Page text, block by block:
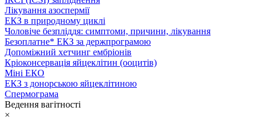
Лікування азоспермії
ЕКЗ в природному циклі
Чоловіче безпліддя: симптоми, причини, лікування
Безоплатне* ЕКЗ за держпрограмою
Допоміжний хетчинг ембріонів
Кріоконсервація яйцеклітин (ооцитів)
Міні ЕКО
ЕКЗ з донорською яйцеклітиною
Спермограма
Ведення вагітності
×